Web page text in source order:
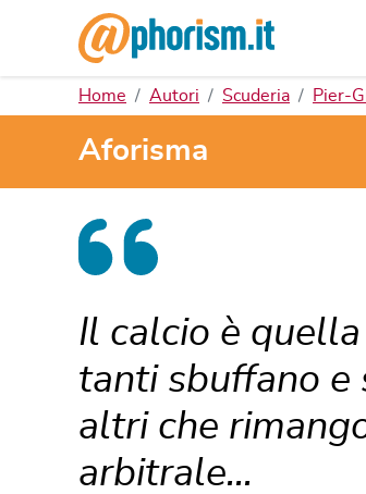
Home Autori Scuderia Pier-
Aforisma
Il calcio è
tanti sbuffano e
altri che
arbitrale...